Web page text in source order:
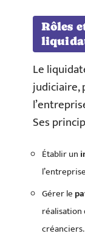
Rôles
Le
judiciaire,
Ses
Établir un
Gérer le
créanciers.